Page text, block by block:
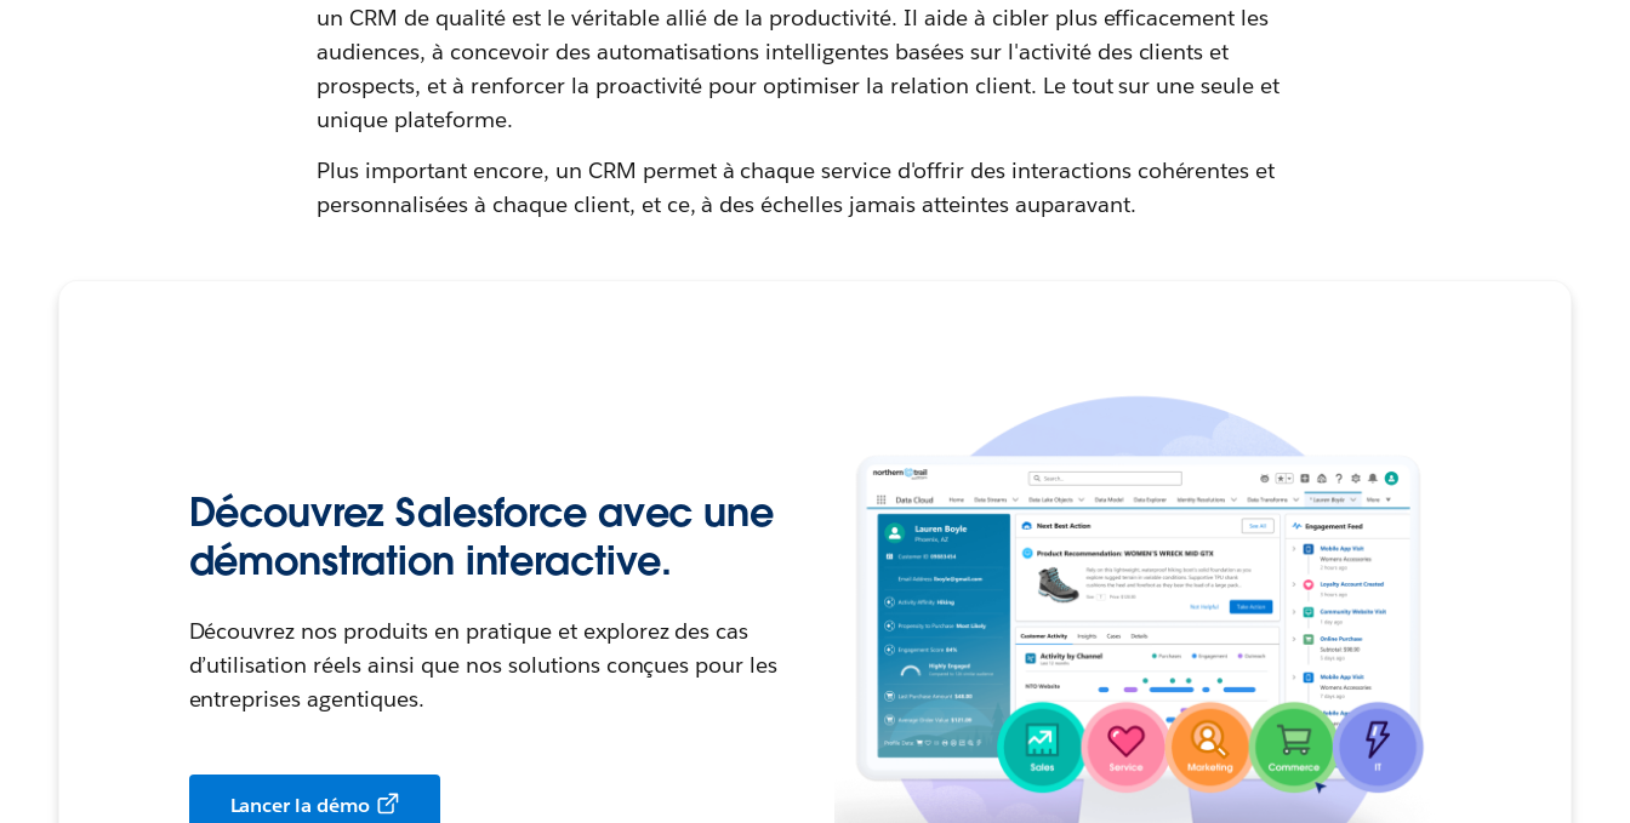
un CRM de qualité est le véritable allié de la productivité. Il aide à cibler plus efficacement les
audiences, à concevoir des automatisations intelligentes basées sur l'activité des clients et
prospects, et à renforcer la proactivité pour optimiser la relation client. Le tout sur une seule et
unique plateforme.
Plus important encore, un CRM permet à chaque service d'offrir des interactions cohérentes et
personnalisées à chaque client, et ce, à des échelles jamais atteintes auparavant.
Découvrez Salesforce avec une
démonstration interactive.
Découvrez nos produits en pratique et explorez des cas
d’utilisation réels ainsi que nos solutions conçues pour les
entreprises agentiques.
Lancer la démo